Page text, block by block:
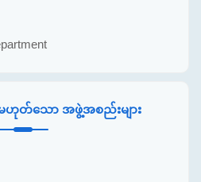
ဟုတ်သော အဖွဲ့အစည်းများ